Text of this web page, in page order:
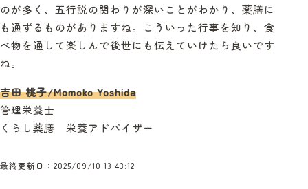
のが多く、五行説の関わりが深いことがわかり、薬膳に
も通ずるものがありますね。こういった行事を知り、食
べ物を通して楽しんで後世にも伝えていけたら良いです
ね。
吉田 桃子/Momoko Yoshida
管理栄養士
くらし薬膳 栄養アドバイザー
最終更新日：2025/09/10 13:43:12